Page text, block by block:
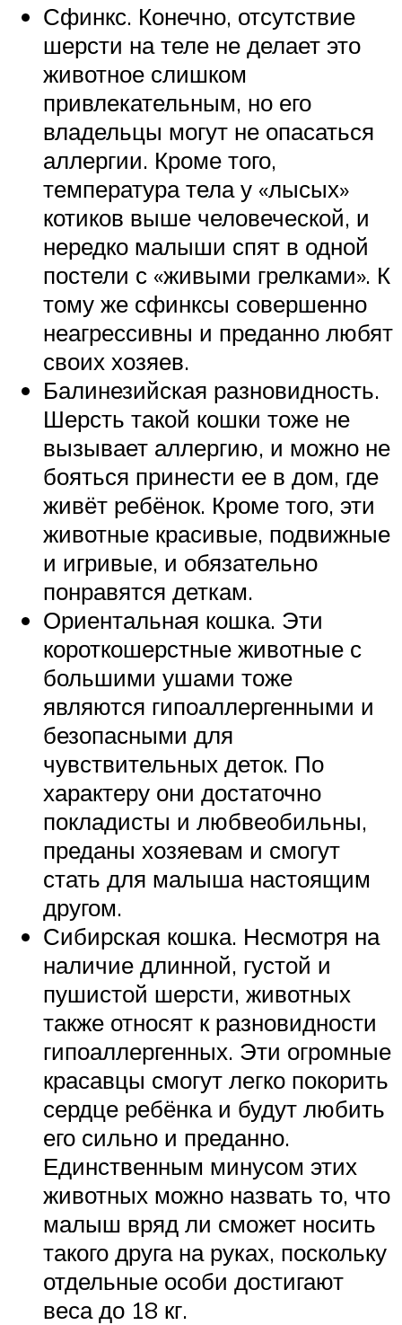
Сфинкс. Конечно, отсутствие
шерсти на теле не делает это
животное слишком
привлекательным, но его
владельцы могут не опасаться
аллергии. Кроме того,
температура тела у «лысых»
котиков выше человеческой, и
нередко малыши спят в одной
постели с «живыми грелками». К
тому же сфинксы совершенно
неагрессивны и преданно любят
своих хозяев.
Балинезийская разновидность.
Шерсть такой кошки тоже не
вызывает аллергию, и можно не
бояться принести ее в дом, где
живёт ребёнок. Кроме того, эти
животные красивые, подвижные
и игривые, и обязательно
понравятся деткам.
Ориентальная кошка. Эти
короткошерстные животные с
большими ушами тоже
являются гипоаллергенными и
безопасными для
чувствительных деток. По
характеру они достаточно
покладисты и любвеобильны,
преданы хозяевам и смогут
стать для малыша настоящим
другом.
Сибирская кошка. Несмотря на
наличие длинной, густой и
пушистой шерсти, животных
также относят к разновидности
гипоаллергенных. Эти огромные
красавцы смогут легко покорить
сердце ребёнка и будут любить
его сильно и преданно.
Единственным минусом этих
животных можно назвать то, что
малыш вряд ли сможет носить
такого друга на руках, поскольку
отдельные особи достигают
веса до 18 кг.